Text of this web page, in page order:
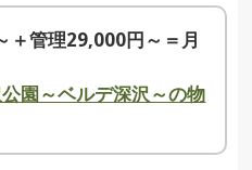
＋管理29,000円～＝月
園～ベルデ深沢～の物